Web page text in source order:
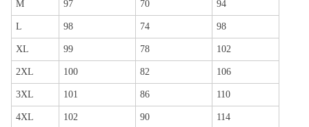
M 97 70 94
L 98 74 98
XL 99 78 102
2XL 100 82 106
3XL 101 86 110
4XL 102 90 114